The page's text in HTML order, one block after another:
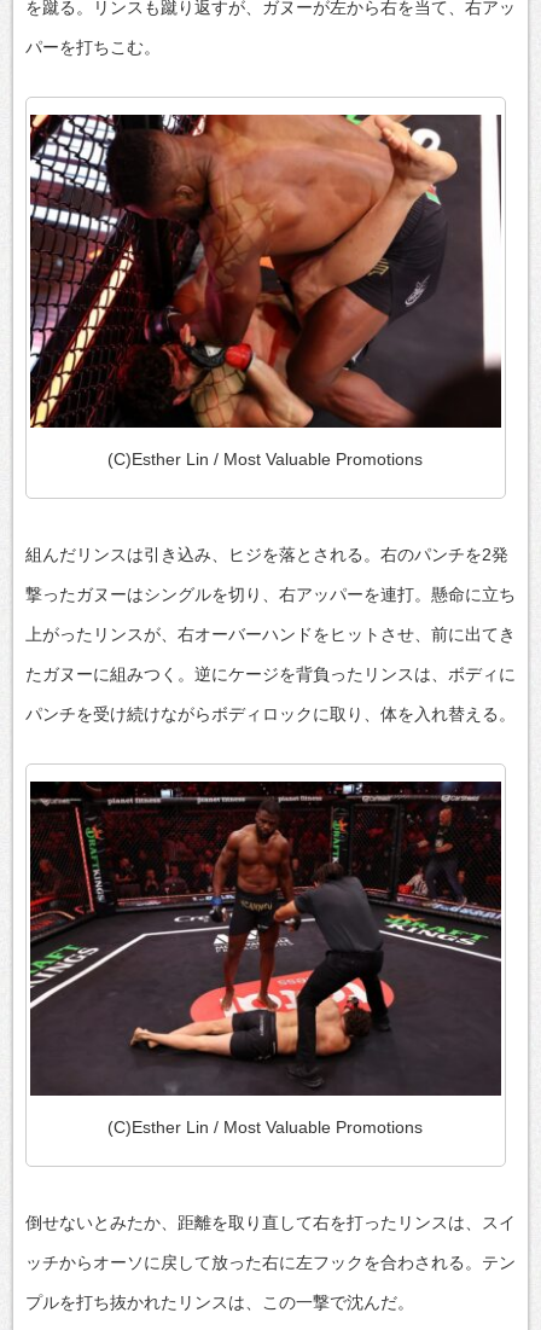
を蹴る。リンスも蹴り返すが、ガヌーが左から右を当て、右アッ
パーを打ちこむ。
(C)Esther Lin / Most Valuable Promotions
組んだリンスは引き込み、ヒジを落とされる。右のパンチを2発
撃ったガヌーはシングルを切り、右アッパーを連打。懸命に立ち
上がったリンスが、右オーバーハンドをヒットさせ、前に出てき
たガヌーに組みつく。逆にケージを背負ったリンスは、ボディに
パンチを受け続けながらボディロックに取り、体を入れ替える。
(C)Esther Lin / Most Valuable Promotions
倒せないとみたか、距離を取り直して右を打ったリンスは、スイ
ッチからオーソに戻して放った右に左フックを合わされる。テン
プルを打ち抜かれたリンスは、この一撃で沈んだ。